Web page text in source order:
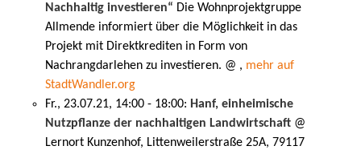
Nachhaltig investieren“ Die Wohnprojektgruppe
Allmende informiert über die Möglichkeit in das
Projekt mit Direktkrediten in Form von
Nachrangdarlehen zu investieren. @ , mehr auf
StadtWandler.org
Fr., 23.07.21, 14:00 - 18:00: Hanf, einheimische
Nutzpflanze der nachhaltigen Landwirtschaft @
Lernort Kunzenhof, Littenweilerstraße 25A, 79117